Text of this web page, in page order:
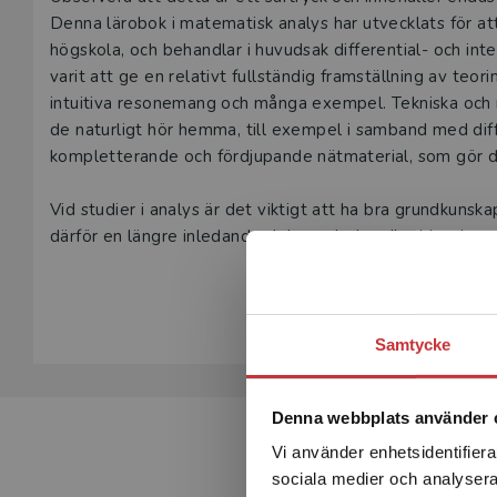
Samtycke
Denna webbplats använder
Vi använder
sociala medier och
Denna lärobok i matematisk analys har utvecklats för
högskola, och behandlar i huvudsak differential- och
varit att ge en relativt fullständig framställning av
intuitiva resonemang och många exempel. Tekniska
de naturligt hör hemma, till exempel i samband med
kompletterande och fördjupande nätmaterial, som gör
Vid studier i analys är det viktigt att ha bra
därför en längre inledande del som behandlar bland